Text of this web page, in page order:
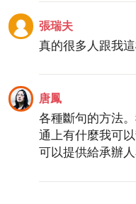
張瑞夫
真的很多人跟我這
唐鳳
各種斷句的方法
通上有什麼我可
可以提供給承辦